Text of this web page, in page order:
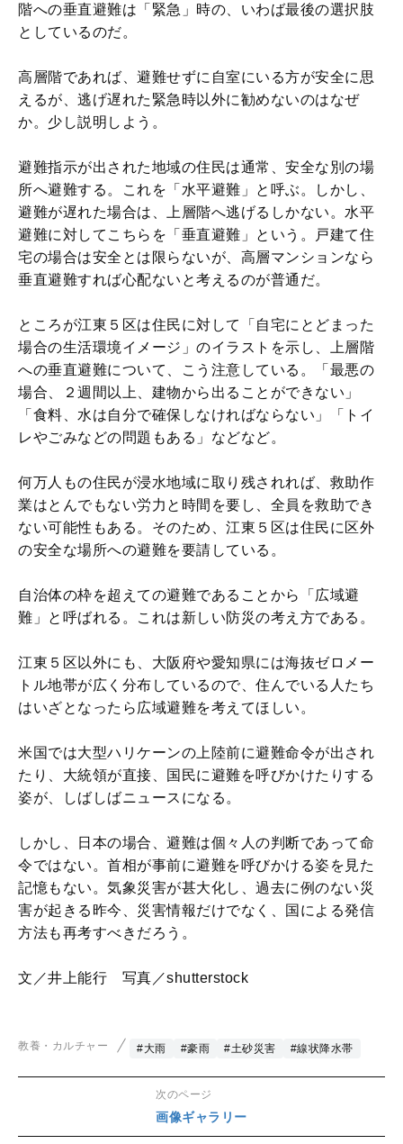
階への垂直避難は「緊急」時の、いわば最後の選択肢
としているのだ。
高層階であれば、避難せずに自室にいる方が安全に思
えるが、逃げ遅れた緊急時以外に勧めないのはなぜ
か。少し説明しよう。
避難指示が出された地域の住民は通常、安全な別の場
所へ避難する。これを「水平避難」と呼ぶ。しかし、
避難が遅れた場合は、上層階へ逃げるしかない。水平
避難に対してこちらを「垂直避難」という。戸建て住
宅の場合は安全とは限らないが、高層マンションなら
垂直避難すれば心配ないと考えるのが普通だ。
ところが江東５区は住民に対して「自宅にとどまった
場合の生活環境イメージ」のイラストを示し、上層階
への垂直避難について、こう注意している。「最悪の
場合、２週間以上、建物から出ることができない」
「食料、水は自分で確保しなければならない」「トイ
レやごみなどの問題もある」などなど。
何万人もの住民が浸水地域に取り残されれば、救助作
業はとんでもない労力と時間を要し、全員を救助でき
ない可能性もある。そのため、江東５区は住民に区外
の安全な場所への避難を要請している。
自治体の枠を超えての避難であることから「広域避
難」と呼ばれる。これは新しい防災の考え方である。
江東５区以外にも、大阪府や愛知県には海抜ゼロメー
トル地帯が広く分布しているので、住んでいる人たち
はいざとなったら広域避難を考えてほしい。
米国では大型ハリケーンの上陸前に避難命令が出され
たり、大統領が直接、国民に避難を呼びかけたりする
姿が、しばしばニュースになる。
しかし、日本の場合、避難は個々人の判断であって命
令ではない。首相が事前に避難を呼びかける姿を見た
記憶もない。気象災害が甚大化し、過去に例のない災
害が起きる昨今、災害情報だけでなく、国による発信
方法も再考すべきだろう。
文／井上能行 写真／shutterstock
教養・カルチャー #大雨 #豪雨 #土砂災害 #線状降水帯
次のページ
画像ギャラリー